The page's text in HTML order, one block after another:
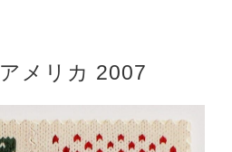
メリカ 2007